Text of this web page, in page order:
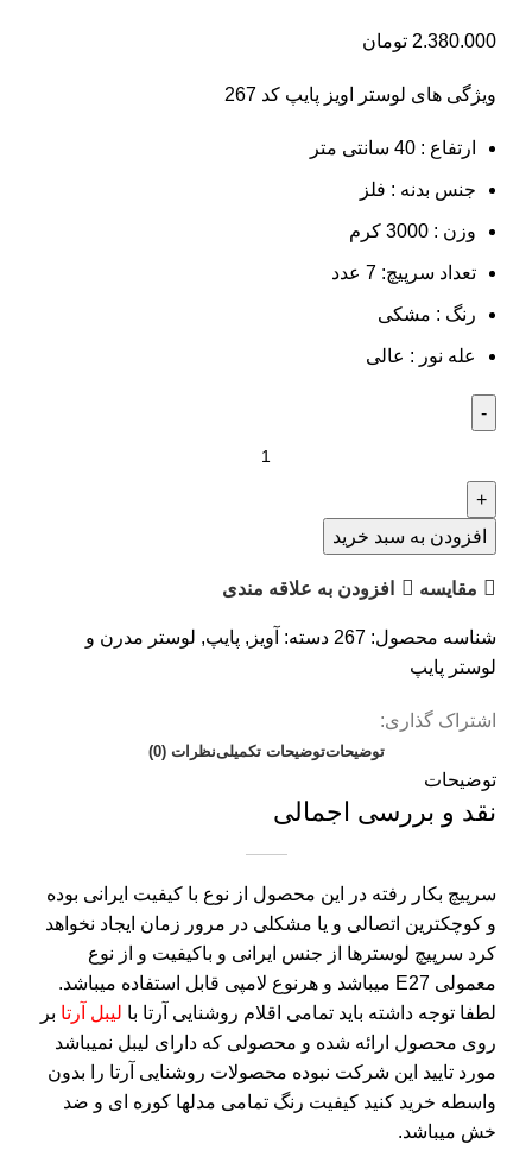
2.380.000 تومان
ویژگی های لوستر اویز پایپ کد 267
ارتفاع : 40 سانتی متر
جنس بدنه : فلز
وزن : 3000 کرم
تعداد سرپیچ: 7 عدد
رنگ : مشکی
عله نور : عالی
افزودن به سبد خرید
مقايسه افزودن به علاقه مندی
شناسه محصول: 267 دسته: آویز , پایپ, لوستر مدرن و
لوستر پایپ
اشتراک گذاری:
توضیحاتتوضیحات تکمیلینظرات (0)
توضیحات
نقد و بررسی اجمالی
سرپیچ بکار رفته در این محصول از نوع با کیفیت ایرانی بوده
و کوچکترین اتصالی و یا مشکلی در مرور زمان ایجاد نخواهد
کرد سرپیچ لوسترها از جنس ایرانی و باکیفیت و از نوع
معمولی E27 میباشد و هرنوع لامپی قابل استفاده میباشد.
لطفا توجه داشته باید تمامی اقلام روشنایی آرتا با لیبل آرتا بر
روی محصول ارائه شده و محصولی که دارای لیبل نمیباشد
مورد تایید این شرکت نبوده محصولات روشنایی آرتا را بدون
واسطه خرید کنید کیفیت رنگ تمامی مدلها کوره ای و ضد
خش میباشد.